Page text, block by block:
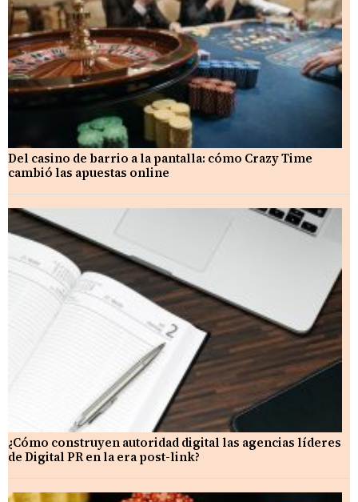
Del casino de barrio a la pantalla: cómo Crazy Time
cambió las apuestas online
¿Cómo construyen autoridad digital las agencias líderes
de Digital PR en la era post-link?